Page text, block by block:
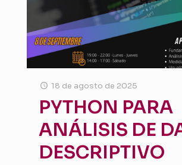
18 de agosto de 2025
PYTHON PARA
ANÁLISIS DE
DESCRIPTIVO